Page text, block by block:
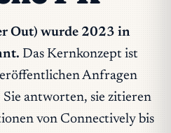
Out) wurde 2023 in
Das Kernkonzept ist
Anfragen
Sie antworten, sie zitieren
von Connectively bis